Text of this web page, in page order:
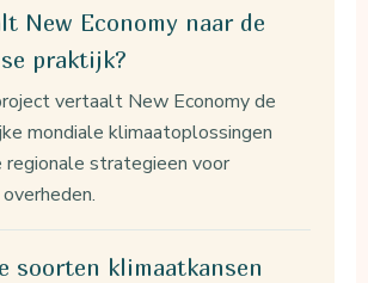
New Economy naar de
praktijk?
vertaalt New Economy de
mondiale klimaatoplossingen
regionale strategieen voor
soorten klimaatkansen